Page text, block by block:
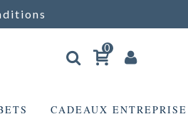
0
CADEAUX ENTREPRISE